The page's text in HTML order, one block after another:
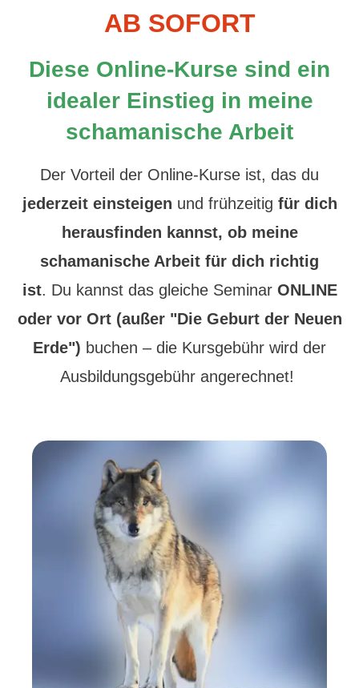
AB SOFORT
Diese Online-Kurse sind ein
idealer Einstieg in meine
schamanische Arbeit
Der Vorteil der Online-Kurse ist, das du
jederzeit einsteigen und frühzeitig für dich
herausfinden kannst, ob meine
schamanische Arbeit für dich richtig
ist. Du kannst das gleiche Seminar ONLINE
oder vor Ort (außer "Die Geburt der Neuen
Erde") buchen – die Kursgebühr wird der
Ausbildungsgebühr angerechnet!